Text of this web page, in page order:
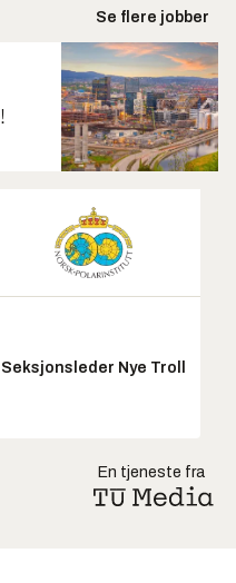
Se flere jobber
Seksjonsleder Nye Troll
En tjeneste fra